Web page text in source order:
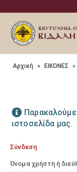
Αρχική » ΕΙΚΟΝΕΣ »
ιστοσελίδα μας.
Σύνδεση
Όνομα χρήστη ή